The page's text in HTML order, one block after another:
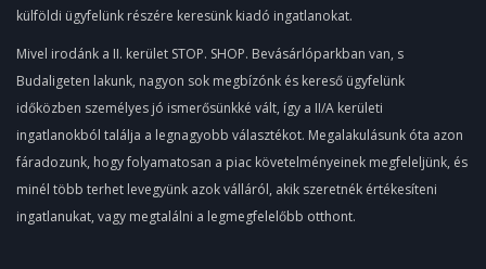
külföldi ügyfelünk részére keresünk kiadó ingatlanokat.
Mivel irodánk a II. kerület STOP. SHOP. Bevásárlóparkban van, s
Budaligeten lakunk, nagyon sok megbízónk és kereső ügyfelünk
időközben személyes jó ismerősünkké vált, így a II/A kerületi
ingatlanokból találja a legnagyobb választékot. Megalakulásunk óta azon
fáradozunk, hogy folyamatosan a piac követelményeinek megfeleljünk, és
minél több terhet levegyünk azok válláról, akik szeretnék értékesíteni
ingatlanukat, vagy megtalálni a legmegfelelőbb otthont.